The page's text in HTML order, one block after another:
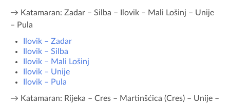
→ Katamaran: Zadar – Silba – Ilovik – Mali Lošinj – Unije
– Pula
Ilovik – Zadar
Ilovik – Silba
Ilovik – Mali Lošinj
Ilovik – Unije
Ilovik – Pula
→ Katamaran: Rijeka – Cres – Martinšćica (Cres) – Unije –